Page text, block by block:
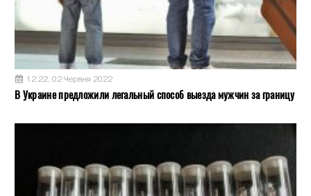
12:22, 02 Червня 2022
В Украине предложили легальный способ выезда мужчин за границу